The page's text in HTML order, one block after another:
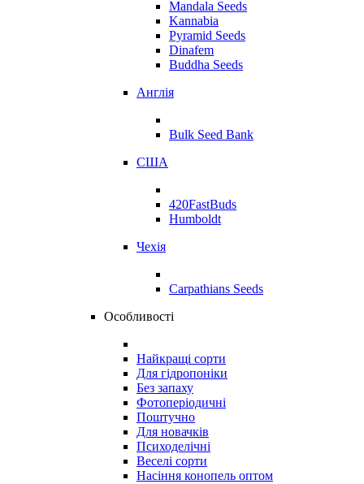
Mandala Seeds
Kannabia
Pyramid Seeds
Dinafem
Buddha Seeds
Англія
Bulk Seed Bank
США
420FastBuds
Humboldt
Чехія
Carpathians Seeds
Особливості
Найкращі сорти
Для гідропоніки
Без запаху
Фотоперіодичні
Поштучно
Для новачків
Психоделічні
Веселі сорти
Насіння конопель оптом